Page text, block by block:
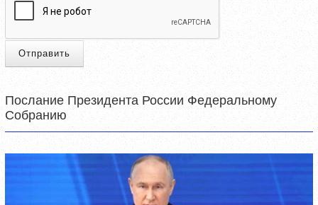
Отправить
Послание Президента России Федеральному
Собранию